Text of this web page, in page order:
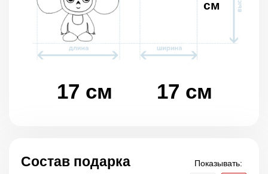
17 см 17 см
см
Состав подарка Показывать: